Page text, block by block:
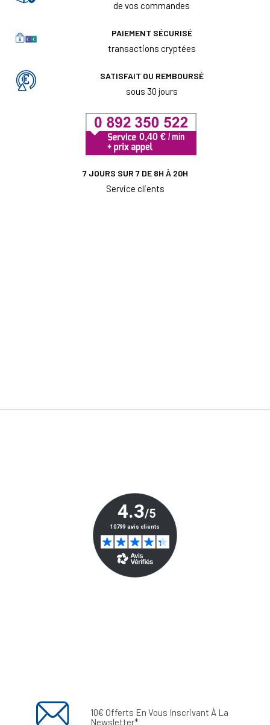
de vos commandes
PAIEMENT SÉCURISÉ
transactions cryptées
SATISFAIT OU REMBOURSÉ
sous 30 jours
7 JOURS SUR 7 DE 8H À 20H
Service clients
10€ Offerts En Vous Inscrivant À La
Newsletter*